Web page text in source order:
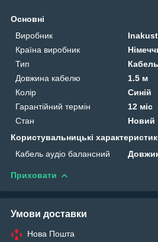
Основні
Виробник
Країна виробник
Тип
Кабель
Довжина кабелю
1.5 м
Колір
Синій
Гарантійний термін
12 міс
Стан
Новий
Користувальницькі
Кабель аудіо балансний
Приховати
Умови доставки
Нова Пошта